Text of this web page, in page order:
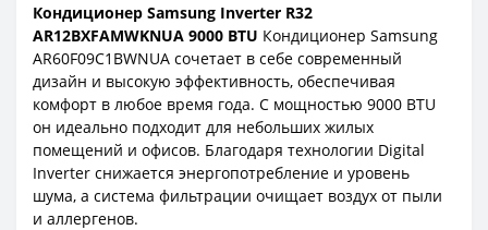
Кондиционер Samsung Inverter R32
AR12BXFAMWKNUA 9000 BTU Кондиционер Samsung
AR60F09C1BWNUA сочетает в себе современный
дизайн и высокую эффективность, обеспечивая
комфорт в любое время года. С мощностью 9000 BTU
он идеально подходит для небольших жилых
помещений и офисов. Благодаря технологии Digital
Inverter снижается энергопотребление и уровень
шума, а система фильтрации очищает воздух от пыли
и аллергенов.